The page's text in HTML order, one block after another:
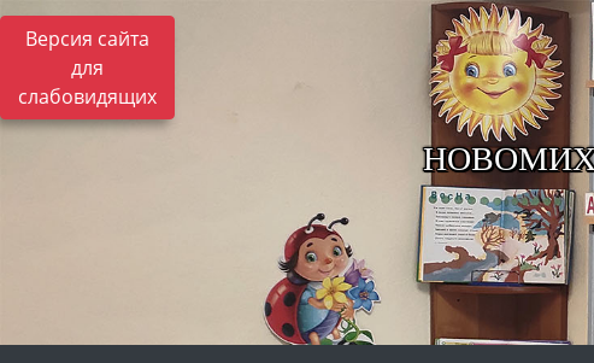
Версия сайта
для
слабовидящих